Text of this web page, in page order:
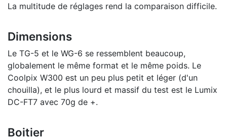
La multitude de réglages rend la comparaison difficile.
Dimensions
Le TG-5 et le WG-6 se ressemblent beaucoup,
globalement le même format et le même poids. Le
Coolpix W300 est un peu plus petit et léger (d'un
chouilla), et le plus lourd et massif du test est le Lumix
DC-FT7 avec 70g de +.
Boitier